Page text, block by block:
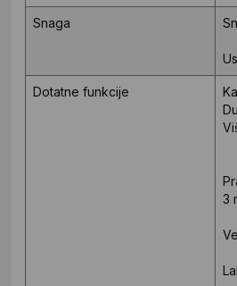
Snaga
Dotatne funkcije
3